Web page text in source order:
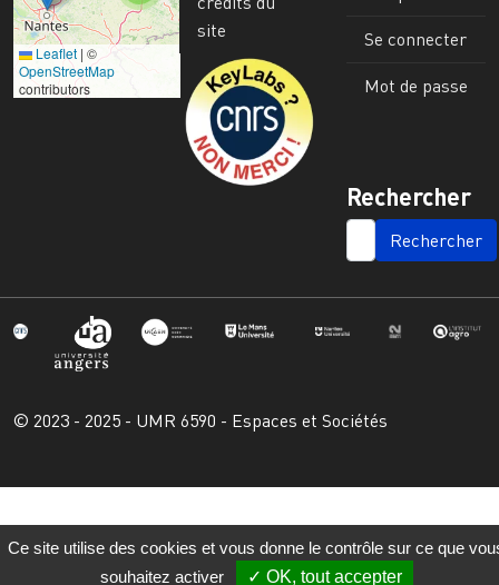
Leaflet | ©
OpenStreetMap
contributors
site
Image
Se connecter
Mot de passe
Rechercher
SEARCH
© 2023 - 2025 - UMR 6590 - Espaces et Sociétés
Ce site utilise des cookies et vous donne le contrôle sur ce que
souhaitez activer
OK, tout accepter